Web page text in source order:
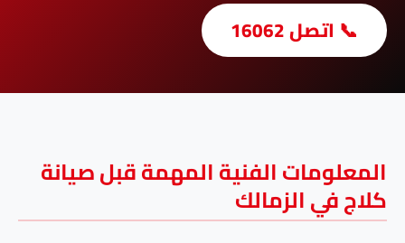
📞 اتصل 16062
المعلومات الفنية المهمة قبل صيانة
كلاج في الزمالك